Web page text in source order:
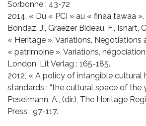
Sorbonne : 43-72
2014, « Du « PCI » au « finaa tawaa
Bondaz, J., Graezer Bideau, F.,
« Heritage ». Variations,
« patrimoine ». Variations,
London, Lit Verlag : 165-185.
2012, « A policy of intangible
standards : “the cultural space of the
Peselmann, A., (dir.), The Heritage
Press : 97-117.